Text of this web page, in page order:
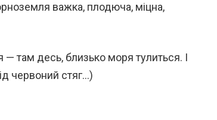
важка, плодюча, міцна,
— там десь, близько моря тулиться. І
червоний стяг…)